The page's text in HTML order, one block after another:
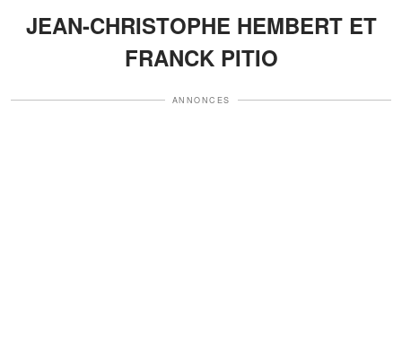
JEAN-CHRISTOPHE HEMBERT ET
FRANCK PITIO
ANNONCES